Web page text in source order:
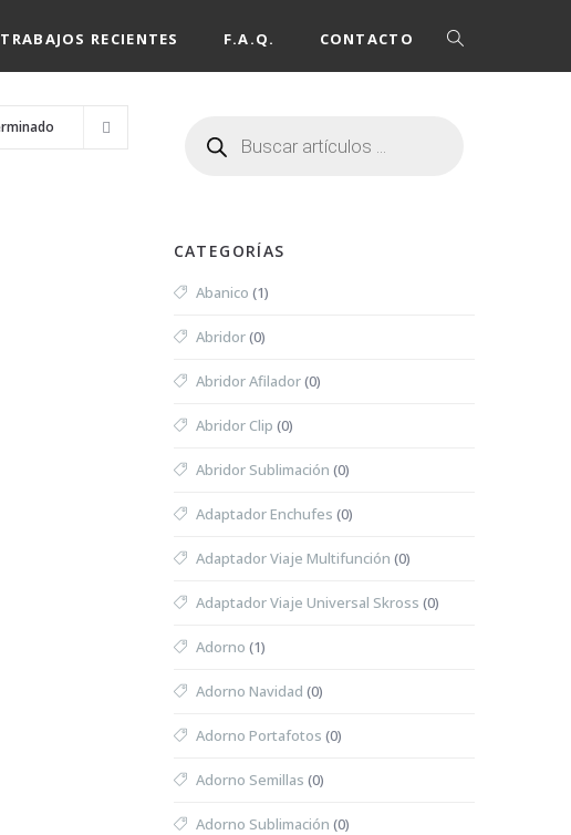
TRABAJOS RECIENTES F.A.Q. CONTACTO
CATEGORÍAS
Abanico (1)
Abridor(0)
Abridor Afilador(0)
Abridor Clip (0)
Abridor Sublimación (0)
Adaptador Enchufes (0)
Adaptador Viaje Multifunción (0)
Adaptador Viaje Universal Skross (0)
Adorno (1)
Adorno Navidad (0)
Adorno Portafotos (0)
Adorno Semillas (0)
Adorno Sublimación (0)